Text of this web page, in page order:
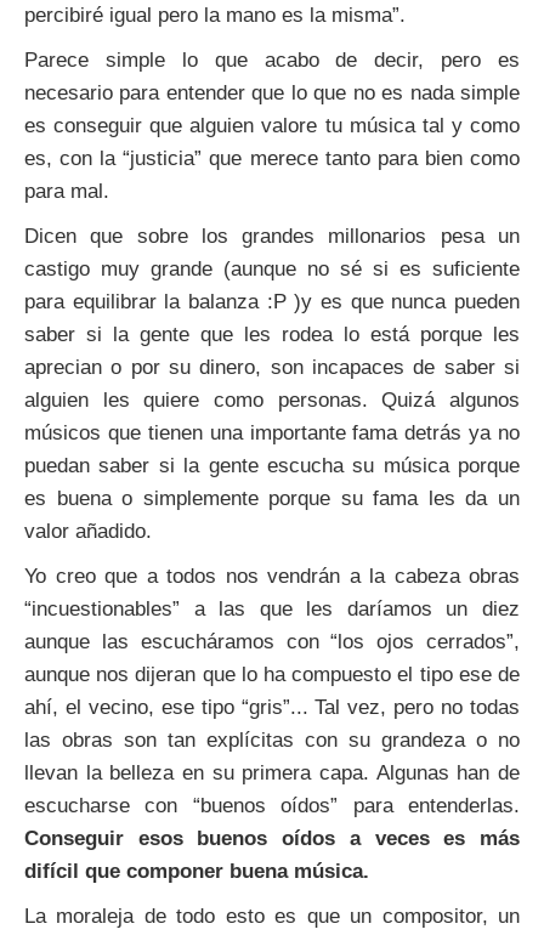
percibiré igual pero la mano es la misma”.
Parece simple lo que acabo de decir, pero es
necesario para entender que lo que no es nada simple
es conseguir que alguien valore tu música tal y como
es, con la “justicia” que merece tanto para bien como
para mal.
Dicen que sobre los grandes millonarios pesa un
castigo muy grande (aunque no sé si es suficiente
para equilibrar la balanza :P )y es que nunca pueden
saber si la gente que les rodea lo está porque les
aprecian o por su dinero, son incapaces de saber si
alguien les quiere como personas. Quizá algunos
músicos que tienen una importante fama detrás ya no
puedan saber si la gente escucha su música porque
es buena o simplemente porque su fama les da un
valor añadido.
Yo creo que a todos nos vendrán a la cabeza obras
“incuestionables” a las que les daríamos un diez
aunque las escucháramos con “los ojos cerrados”,
aunque nos dijeran que lo ha compuesto el tipo ese de
ahí, el vecino, ese tipo “gris”... Tal vez, pero no todas
las obras son tan explícitas con su grandeza o no
llevan la belleza en su primera capa. Algunas han de
escucharse con “buenos oídos” para entenderlas.
Conseguir esos buenos oídos a veces es más
difícil que componer buena música.
La moraleja de todo esto es que un compositor, un